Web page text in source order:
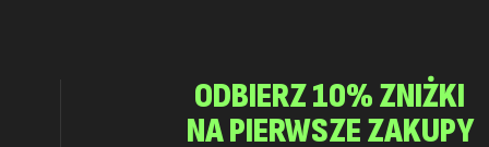
ODBIERZ 10% ZNIŻKI
NA PIERWSZE ZAKUPY